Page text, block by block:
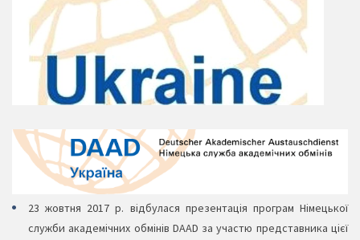
23 жовтня 2017 р. відбулася презентація програм Німецької
служби академічних обмінів DAAD за участю представника цієї